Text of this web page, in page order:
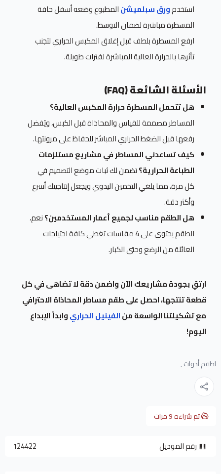
استخدمورق سبلميشنالمطبوع وضعه أسفل حافة
المسطرة مباشرة لضمان التوسط.
ارفع المسطرة بلطف قبل إغلاق المكبس الحراري لتجنب
تأثرها بالحرارة العالية المباشرة لفترات طويلة.
الأسئلة الشائعة (FAQ)
هل تتحمل المسطرة حرارة المكبس العالية؟
المساطر مصممة للقياس والمحاذاة قبل الكبس، ويُفضل
رفعها قبل الضغط الحراري المباشر للحفاظ على مرونتها.
كيف تساعدني المساطر في مشاريع مستلزمات
الطباعة الحرارية؟تضمن لك ثبات موضع التصميم في
كل مرة، مما يلغي التخمين اليدوي ويجعل إنتاجيتك أسرع
وأكثر دقة.
هل الطقم مناسب لجميع أعمار المستخدمين؟نعم،
الطقم يحتوي على 4 مقاسات تغطي كافة احتياجات
العائلة من الرضع وحتى الكبار.
ارتقِ بجودة مشاريعك الآن واضمن دقة لا تضاهى في كل
قطعة تنتجها، احصل على طقم مساطر المحاذاة الاحترافي
مع تشكيلتنا الواسعة منالفينيل الحراريوابدأ الإبداع
اليوم!
اطقم أدوات ,
تم شراءه9مرات
رقم الموديل 124422